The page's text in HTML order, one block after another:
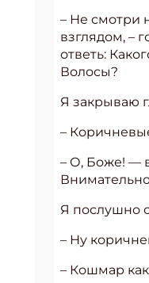
– Не смотри
взглядом, –
ответь:
Волосы?
Я закрываю
–
– О, Боже! —
Я послушно
– Ну
– Кошмар